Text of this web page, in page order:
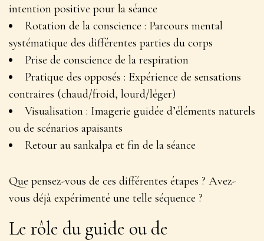
intention positive pour la séance
Rotation de la conscience : Parcours mental
systématique des différentes parties du corps
Prise de conscience de la respiration
Pratique des opposés : Expérience de sensations
contraires (chaud/froid, lourd/léger)
Visualisation : Imagerie guidée d’éléments naturels
ou de scénarios apaisants
Retour au sankalpa et fin de la séance
Que pensez-vous de ces différentes étapes ? Avez-
vous déjà expérimenté une telle séquence ?
Le rôle du guide ou de